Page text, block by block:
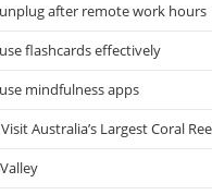
after remote work hours
flashcards effectively
mindfulness apps
Australia’s Largest Coral